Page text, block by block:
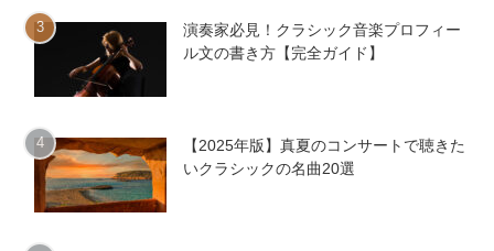
演奏家必見！クラシック音楽プロフィー
ル文の書き方【完全ガイド】
【2025年版】真夏のコンサートで聴きた
いクラシックの名曲20選